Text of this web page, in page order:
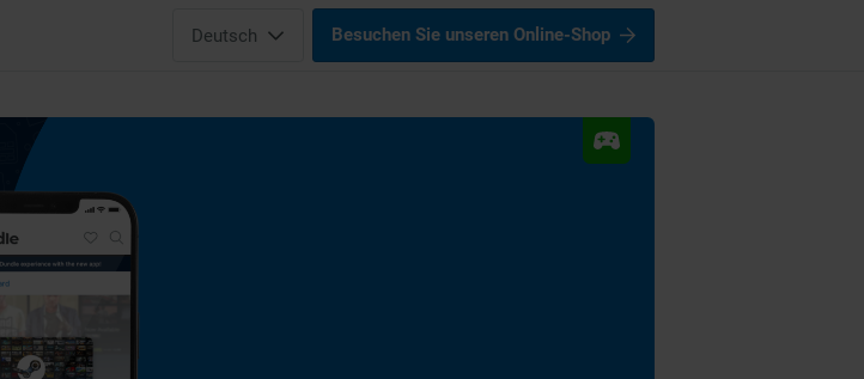
Deutsch Besuchen Sie unseren Online-Shop